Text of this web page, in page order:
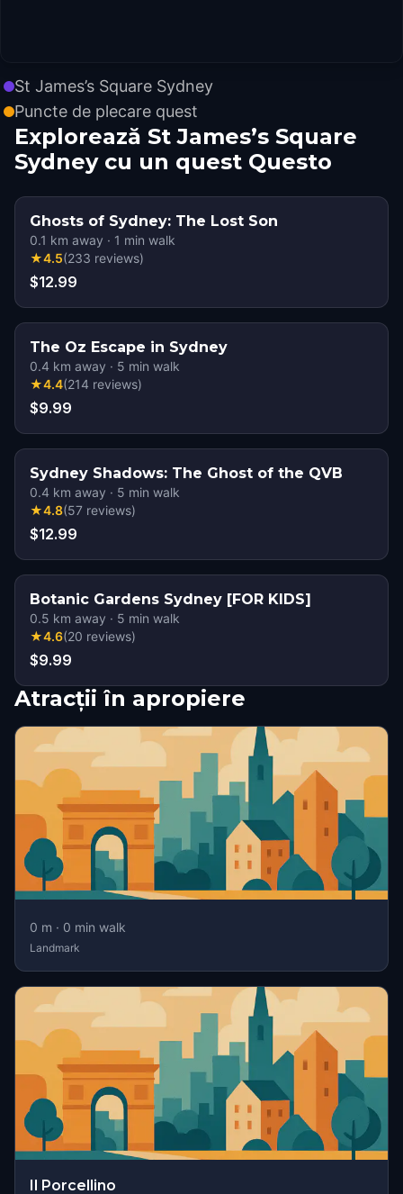
St James’s Square Sydney
Puncte de plecare quest
Explorează St James’s Square
Sydney cu un quest Questo
Ghosts of Sydney: The Lost Son
0.1 km away · 1 min walk
★4.5(233 reviews)
$12.99
The Oz Escape in Sydney
0.4 km away · 5 min walk
★4.4(214 reviews)
$9.99
Sydney Shadows: The Ghost of the QVB
0.4 km away · 5 min walk
★4.8(57 reviews)
$12.99
Botanic Gardens Sydney [FOR KIDS]
0.5 km away · 5 min walk
★4.6(20 reviews)
$9.99
Atracții în apropiere
0 m · 0 min walk
Landmark
Il Porcellino